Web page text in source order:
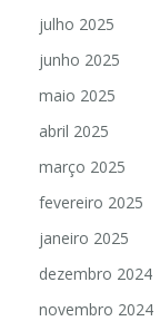
julho 2025
junho 2025
maio 2025
abril 2025
março 2025
fevereiro 2025
janeiro 2025
dezembro 2024
novembro 2024